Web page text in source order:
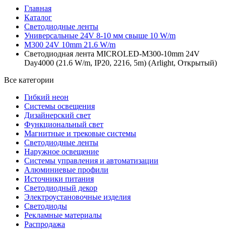
Главная
Каталог
Светодиодные ленты
Универсальные 24V 8-10 мм свыше 10 W/m
M300 24V 10mm 21.6 W/m
Светодиодная лента MICROLED-M300-10mm 24V
Day4000 (21.6 W/m, IP20, 2216, 5m) (Arlight, Открытый)
Все категории
Гибкий неон
Системы освещения
Дизайнерский свет
Функциональный свет
Магнитные и трековые системы
Светодиодные ленты
Наружное освещение
Системы управления и автоматизации
Алюминиевые профили
Источники питания
Светодиодный декор
Электроустановочные изделия
Светодиоды
Рекламные материалы
Распродажа